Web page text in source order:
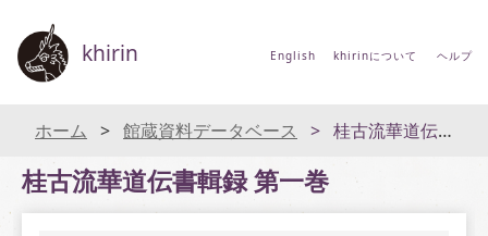
khirin English khirinについて ヘルプ
ホーム 館蔵資料データベース 桂古流華道伝書輯録 第一巻
桂古流華道伝書輯録 第一巻